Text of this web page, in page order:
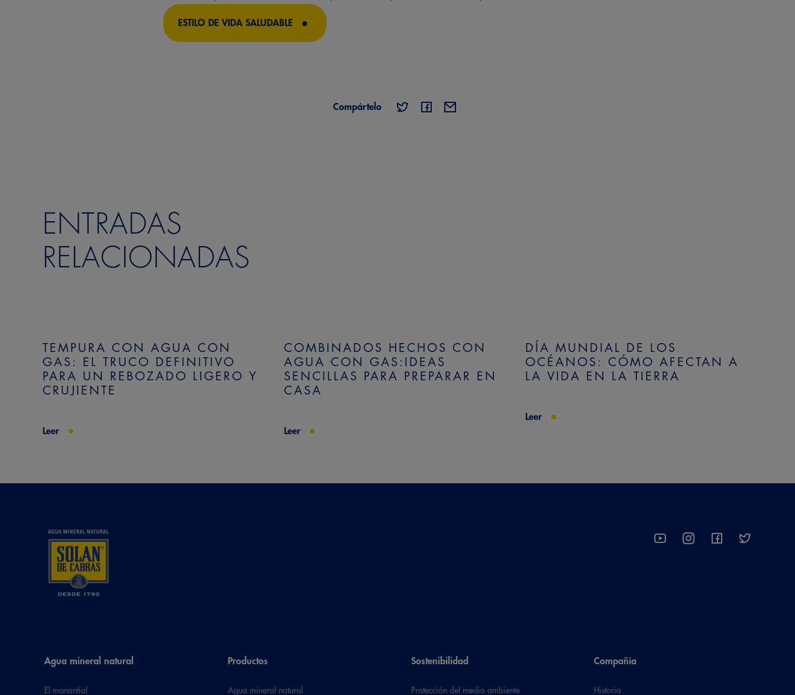
ESTILO DE VIDA SALUDABLE
Compártelo
ENTRADAS
RELACIONADAS
TEMPURA CON AGUA CON
GAS: EL TRUCO DEFINITIVO
PARA UN REBOZADO LIGERO Y
CRUJIENTE
Leer
COMBINADOS HECHOS CON
AGUA CON GAS:IDEAS
SENCILLAS PARA PREPARAR EN
CASA
Leer
DÍA MUNDIAL DE LOS
OCÉANOS: CÓMO AFECTAN A
LA VIDA EN LA TIERRA
Leer
Agua mineral natural
El manantial
Productos
Agua mineral natural
Sostenibilidad
Protección del medio ambiente
Compañía
Historia